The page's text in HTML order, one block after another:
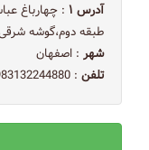
آدرس ۱
: چهارباغ
طبقه دوم،گوشه
شهر : اصفهان
تلفن : 983132244880